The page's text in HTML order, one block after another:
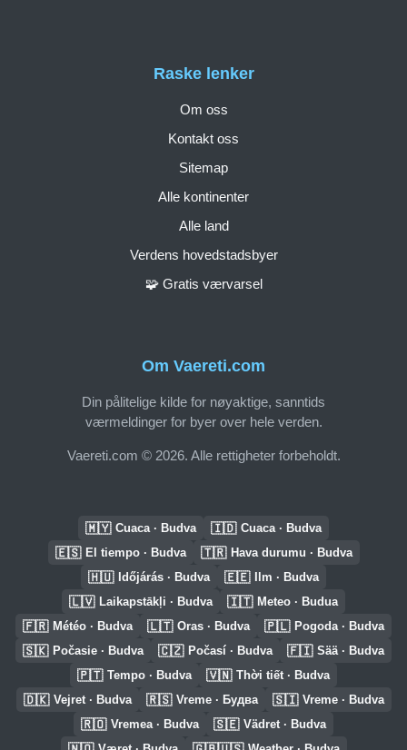
Om Vaereti.com
Din pålitelige kilde for nøyaktige, sanntids
værmeldinger for byer over hele verden.
Vaereti.com © 2026. Alle rettigheter forbeholdt.
Raske lenker
Om oss
Kontakt oss
Sitemap
Alle kontinenter
Alle land
Verdens hovedstadsbyer
🧩 Gratis værvarsel
🇲🇾 Cuaca · Budva 🇮🇩 Cuaca · Budva
🇪🇸 El tiempo · Budva 🇹🇷 Hava durumu · Budva
🇭🇺 Időjárás · Budva 🇪🇪 Ilm · Budva
🇱🇻 Laikapstākļi · Budva 🇮🇹 Meteo · Budua
🇫🇷 Météo · Budva 🇱🇹 Oras · Budva 🇵🇱 Pogoda · Budva
🇸🇰 Počasie · Budva 🇨🇿 Počasí · Budva 🇫🇮 Sää · Budva
🇵🇹 Tempo · Budva 🇻🇳 Thời tiết · Budva
🇩🇰 Vejret · Budva 🇷🇸 Vreme · Будва 🇸🇮 Vreme · Budva
🇷🇴 Vremea · Budva 🇸🇪 Vädret · Budva